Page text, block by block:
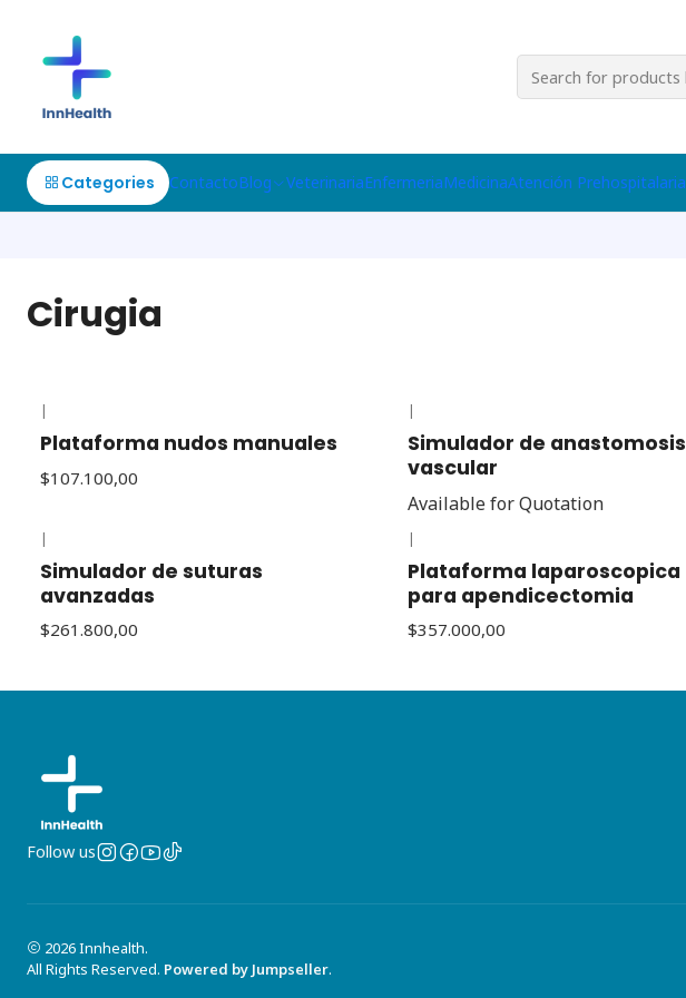
Categories ContactoBlog VeterinariaEnfermeriaMedicinaAtención Prehospitalaria
Cirugia
|
Plataforma nudos manuales
$107.100,00
|
Simulador de anastomosis
vascular
Available for Quotation
|
Simulador de suturas
avanzadas
$261.800,00
|
Plataforma laparoscopica
para apendicectomia
$357.000,00
Follow us
2026 Innhealth.
All Rights Reserved. Powered by Jumpseller.